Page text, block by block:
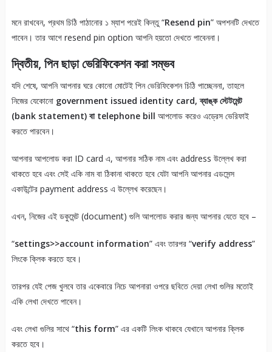
মনে রাখবেন, প্রথম চিঠি পাঠানোর ১ ম্যাশ পরেই কিন্তু “Resend pin” অপশনটি দেখতে
পাবেন। তার আগে resend pin option আপনি হয়তো দেখতে পাবেননা।
দ্বিতীয়, পিন ছাড়া ভেরিফিকেশন করা সম্ভব
যদি শেষে, আপনি আপনার ঘরে কোনো মোটেই পিন ভেরিফিকেশন চিঠি পাচ্ছেননা, তাহলে
নিজের যেকোনো government issued identity card, ব্যাঙ্ক স্টেটমেন্ট
(bank statement) বা telephone bill আপলোড করেও এড্রেস ভেরিফাই
করতে পারবেন।
আপনার আপলোড করা ID card এ, আপনার সঠিক নাম এবং address উল্লেখ করা
থাকতে হবে এবং সেই একি নাম বা ঠিকানা থাকতে হবে যেটা আপনি আপনার এডসেন্স
একাউন্টের payment address এ উল্লেখ করেছেন।
এখন, নিজের এই ডকুমেন্ট (document) গুলি আপলোড করার জন্য আপনার যেতে হবে –
“settings>>account information” এবং তারপর “verify address”
লিংকে ক্লিক করতে হবে।
তারপর যেই পেজ খুলবে তার একেবারে নিচে আপনারা ওপরে ছবিতে দেয়া লেখা গুলির মতোই
একি লেখা দেখতে পাবেন।
এবং লেখা গুলির সাথে “this form” এর একটি লিংক থাকবে যেখানে আপনার ক্লিক
করতে হবে।